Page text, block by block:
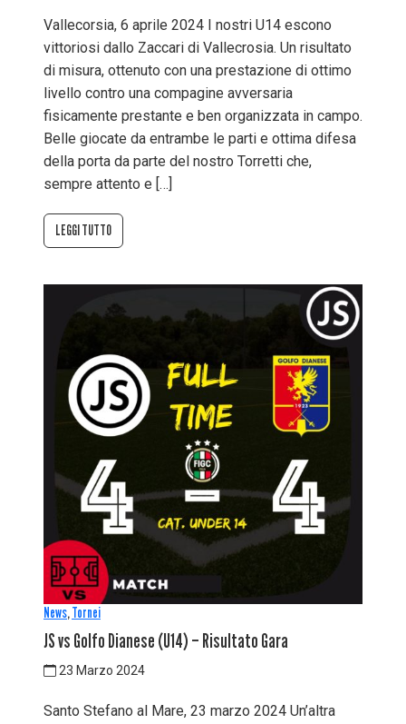
Vallecorsia, 6 aprile 2024 I nostri U14 escono
vittoriosi dallo Zaccari di Vallecrosia. Un risultato
di misura, ottenuto con una prestazione di ottimo
livello contro una compagine avversaria
fisicamente prestante e ben organizzata in campo.
Belle giocate da entrambe le parti e ottima difesa
della porta da parte del nostro Torretti che,
sempre attento e […]
LEGGI TUTTO
News,Tornei
JS vs Golfo Dianese (U14) – Risultato Gara
23 Marzo 2024
Santo Stefano al Mare, 23 marzo 2024 Un’altra